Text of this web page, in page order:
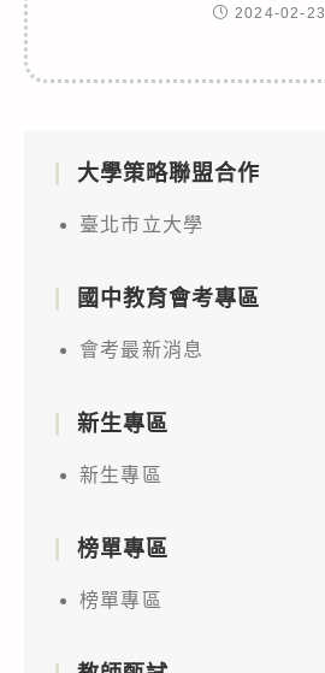
2024-02-23
大學策略聯盟合作
臺北市立大學
國中教育會考專區
會考最新消息
新生專區
新生專區
榜單專區
榜單專區